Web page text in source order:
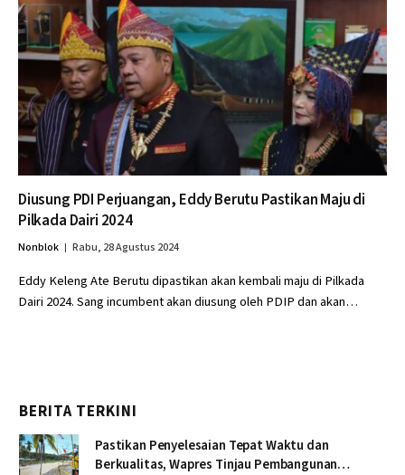
Diusung PDI Perjuangan, Eddy Berutu Pastikan Maju di
Pilkada Dairi 2024
Nonblok Rabu, 28 Agustus 2024
Eddy Keleng Ate Berutu dipastikan akan kembali maju di Pilkada
Dairi 2024. Sang incumbent akan diusung oleh PDIP dan akan…
BERITA TERKINI
Pastikan Penyelesaian Tepat Waktu dan
Berkualitas, Wapres Tinjau Pembangunan